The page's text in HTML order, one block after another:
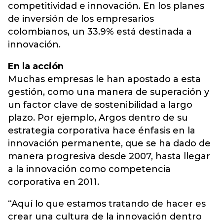
competitividad e innovación. En los planes
de inversión de los empresarios
colombianos, un 33.9% está destinada a
innovación.
En la acción
Muchas empresas le han apostado a esta
gestión, como una manera de superación y
un factor clave de sostenibilidad a largo
plazo. Por ejemplo, Argos dentro de su
estrategia corporativa hace énfasis en la
innovación permanente, que se ha dado de
manera progresiva desde 2007, hasta llegar
a la innovación como competencia
corporativa en 2011.
“Aquí lo que estamos tratando de hacer es
crear una cultura de la innovación dentro